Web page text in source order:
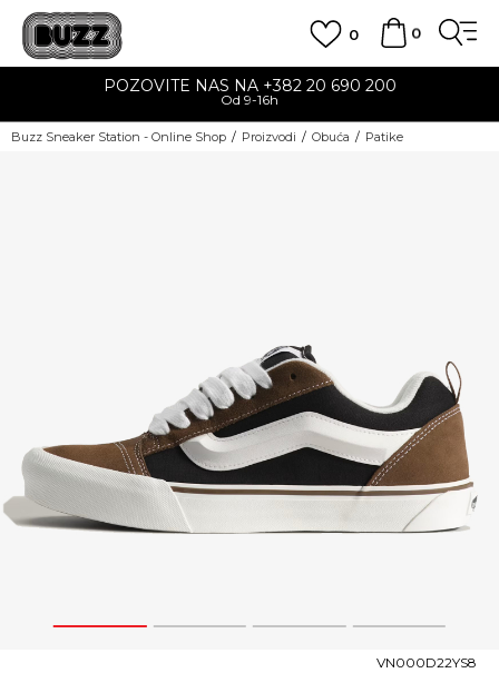
0
0
POZOVITE NAS NA +382 20 690 200
Od 9-16h
Buzz Sneaker Station - Online Shop Proizvodi Obuća Patike
1 2 3 4
VN000D22YS8